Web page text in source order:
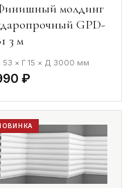
молдинг
GPD-
3 м
53 × Г 15 × Д 3000 мм
₽